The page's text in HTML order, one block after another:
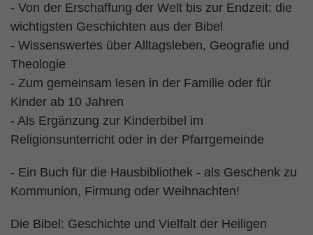
- Von der Erschaffung der Welt bis zur Endzeit: die
wichtigsten Geschichten aus der Bibel
- Wissenswertes über Alltagsleben, Geografie und
Theologie
- Zum gemeinsam lesen in der Familie oder für
Kinder ab 10 Jahren
- Als Ergänzung zur Kinderbibel im
Religionsunterricht oder in der Pfarrgemeinde
- Ein Buch für die Hausbibliothek - als Geschenk zu
Kommunion, Firmung oder Weihnachten!
Die Bibel: Geschichte und Vielfalt der Heiligen